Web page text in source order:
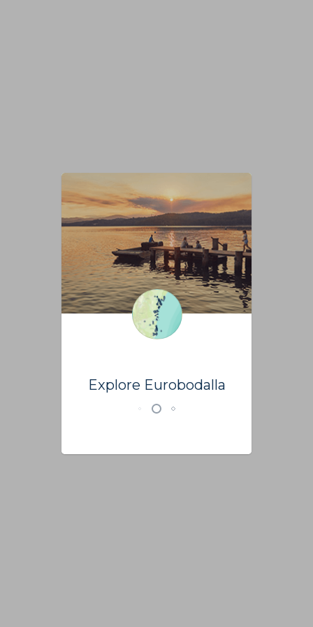
Explore Eurobodalla